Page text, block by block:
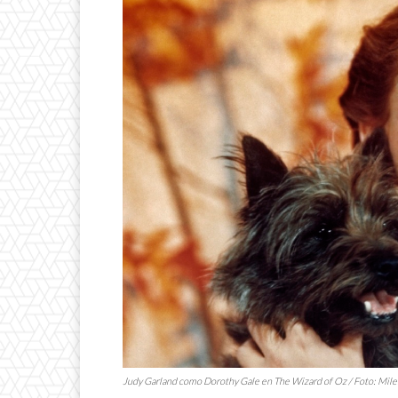
Judy Garland como Dorothy Gale en The Wizard of Oz/ Foto: